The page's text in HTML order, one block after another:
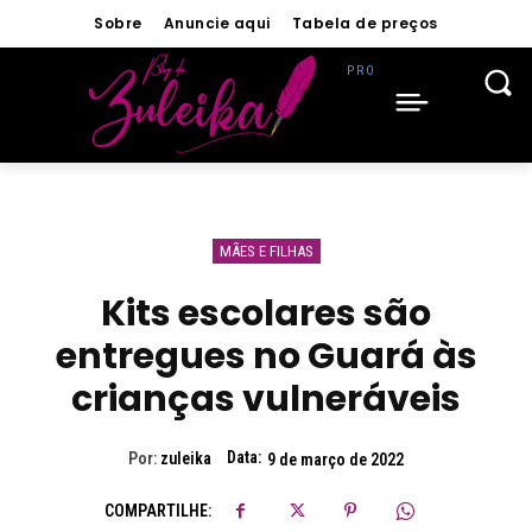
Sobre Anuncie aqui Tabela de preços
MÃES E FILHAS
Kits escolares são
entregues no Guará às
crianças vulneráveis
Por: zuleika Data: 9 de março de 2022
COMPARTILHE: